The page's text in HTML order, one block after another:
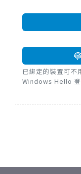
已綁定的裝置可
Windows Hello